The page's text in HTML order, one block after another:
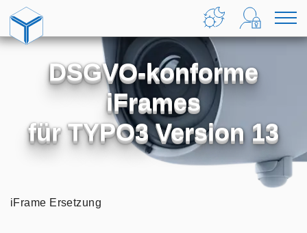
Zum Inhalt springen
Theme
ändern
Login
DSGVO-konforme
iFrames
für TYPO3 Version 13
Home
iFrame Ersetzung